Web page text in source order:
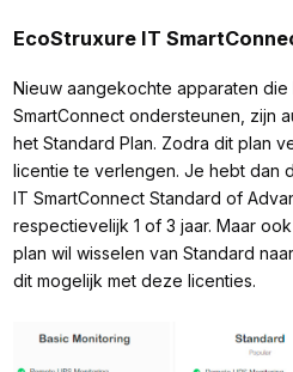
EcoStruxure IT
Nieuw aangekochte apparaten die
SmartConnect ondersteunen, zijn
het Standard Plan. Zodra dit plan
licentie te verlengen. Je hebt dan
IT SmartConnect Standard of
respectievelijk 1 of 3 jaar. Maar
plan wil wisselen van Standard
dit mogelijk met deze licenties.